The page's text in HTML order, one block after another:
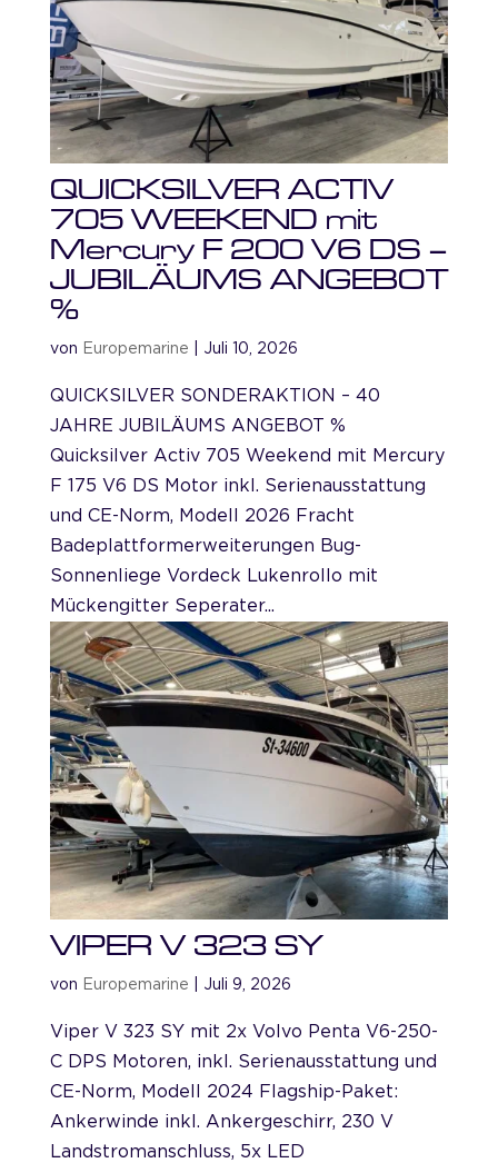
QUICKSILVER ACTIV
705 WEEKEND mit
Mercury F 200 V6 DS –
JUBILÄUMS ANGEBOT
%
von Europemarine Juli 10, 2026
QUICKSILVER SONDERAKTION – 40
JAHRE JUBILÄUMS ANGEBOT %
Quicksilver Activ 705 Weekend mit Mercury
F 175 V6 DS Motor inkl. Serienausstattung
und CE-Norm, Modell 2026 Fracht
Badeplattformerweiterungen Bug-
Sonnenliege Vordeck Lukenrollo mit
Mückengitter Seperater...
VIPER V 323 SY
von Europemarine Juli 9, 2026
Viper V 323 SY mit 2x Volvo Penta V6-250-
C DPS Motoren, inkl. Serienausstattung und
CE-Norm, Modell 2024 Flagship-Paket:
Ankerwinde inkl. Ankergeschirr, 230 V
Landstromanschluss, 5x LED